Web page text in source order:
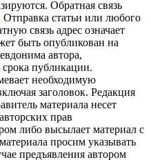
Обратная связь
Отправка статьи или любого
связь адрес означает
быть опубликован на
автора,
срока публикации.
необходимую
заголовок. Редакция
материала несет
прав
либо высылает материал с
просим указывать
предъявления автором